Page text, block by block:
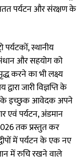
पर्यटन और संरक्षण के
स्थानीय
और सहयोग को
करने का भी लक्ष्य
जारी विज्ञप्ति के
के इच्छुक आवेदक अपने
एवं पर्यटन, अंडमान
तक प्रस्तुत कर
में पर्यटन के एक नए
में रुचि रखने वाले